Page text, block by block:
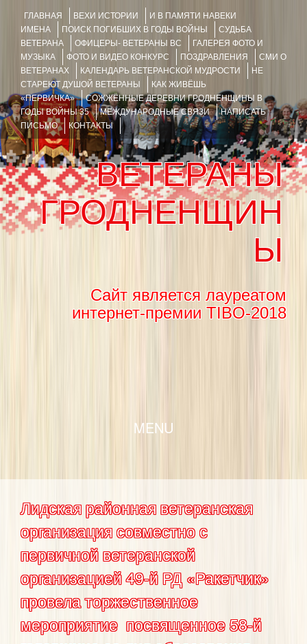
ГЛАВНАЯ ВЕХИ ИСТОРИИ
И В ПАМЯТИ НАВЕКИ
ИМЕНА
ПОИСК ПОГИБШИХ В ГОДЫ ВОЙНЫ
СУДЬБА
ВЕТЕРАНА
ОФИЦЕРЫ- ВЕТЕРАНЫ ВС
ГАЛЕРЕЯ ФОТО И
МУЗЫКА
ФОТО И ВИДЕО КОНКУРС ПОЗДРАВЛЕНИЯ
СМИ О
ВЕТЕРАНАХ
КАЛЕНДАРЬ ВЕТЕРАНСКОЙ МУДРОСТИ
НЕ
СТАРЕЮТ ДУШОЙ ВЕТЕРАНЫ
КАК ЖИВЁШЬ
«ПЕРВИЧКА»
СОЖЖЁННЫЕ ДЕРЕВНИ ГРОДНЕНЩИНЫ В
ГОДЫ ВОЙНЫ 35
МЕЖДУНАРОДНЫЕ СВЯЗИ
НАПИСАТЬ
ПИСЬМО
КОНТАКТЫ
ВЕТЕРАНЫ
ГРОДНЕНЩИН
Ы
Сайт является лауреатом
интернет-премии TIBO-2018
MENU
Лидская районная ветеранская
организация совместно с
первичной ветеранской
организацией 49-й РД «Ракетчик»
провела торжественное
мероприятие посвященное 58-й